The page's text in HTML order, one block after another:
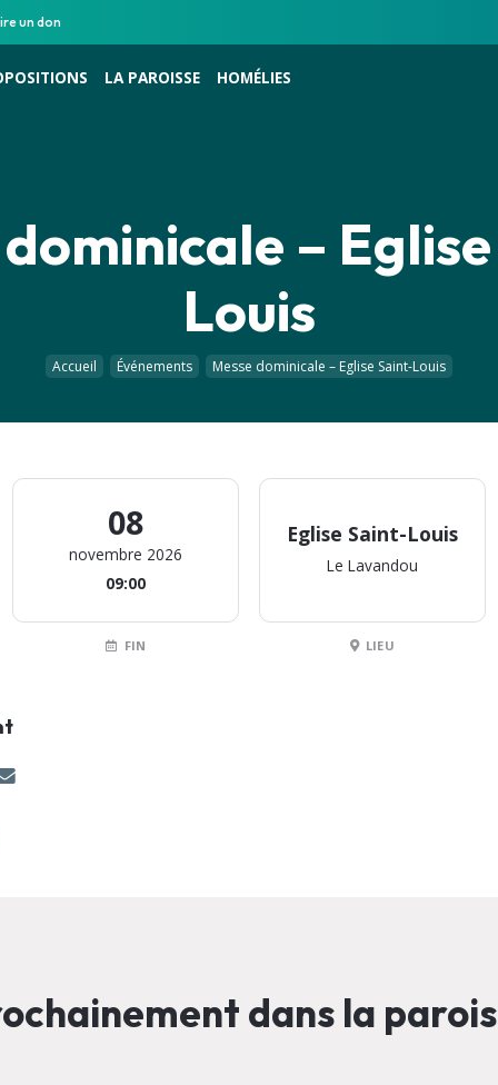
un don
LA PAROISSE HOMÉLIES
dominicale –
Louis
Accueil Événements Messe dominicale – Eglise Saint-Louis
08
novembre 2026
09:00
FIN
Eglise Saint-Louis
Le Lavandou
LIEU
dans la